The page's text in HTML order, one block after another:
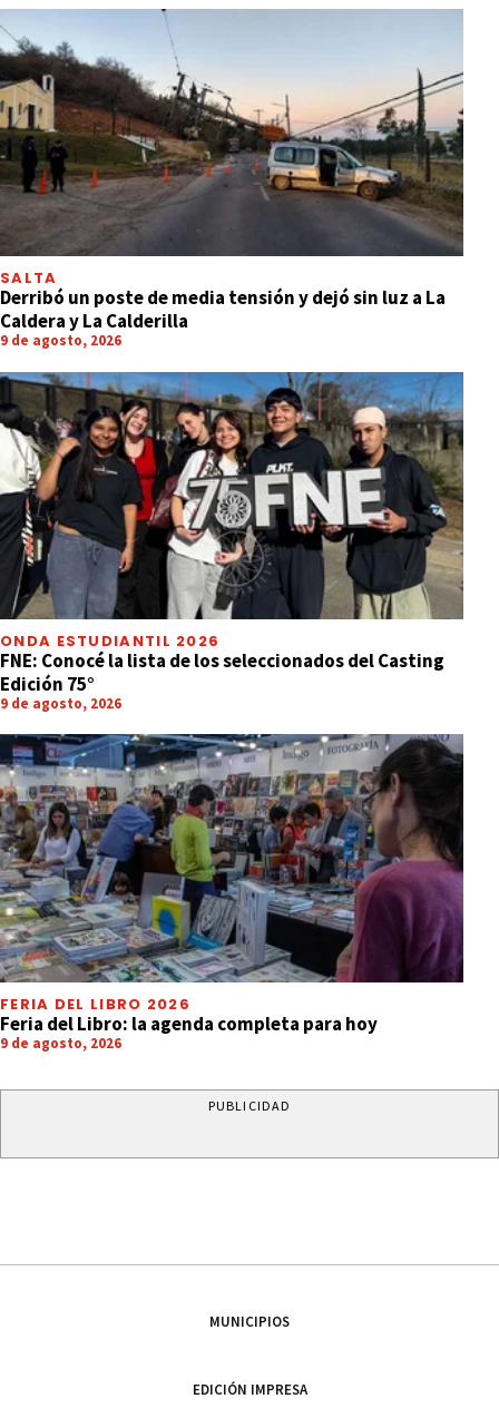
SALTA
Derribó un poste de media tensión y dejó sin luz a La
Caldera y La Calderilla
9 de agosto, 2026
ONDA ESTUDIANTIL 2026
FNE: Conocé la lista de los seleccionados del Casting
Edición 75°
9 de agosto, 2026
FERIA DEL LIBRO 2026
Feria del Libro: la agenda completa para hoy
9 de agosto, 2026
PUBLICIDAD
MUNICIPIOS
EDICIÓN IMPRESA